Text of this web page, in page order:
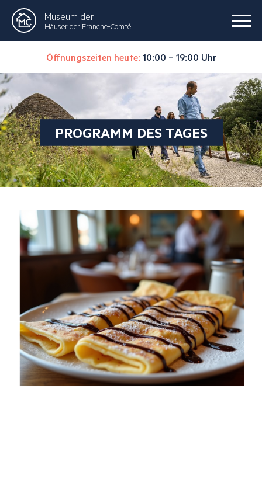
Museum der
Häuser der Franche-Comté
Öffnungszeiten heute: 10:00 – 19:00 Uhr
PROGRAMM DES TAGES